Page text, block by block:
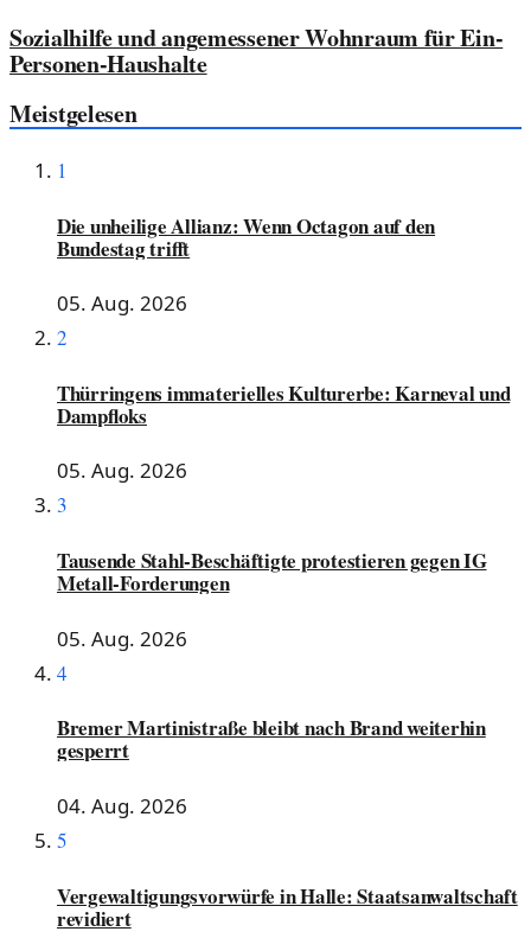
Sozialhilfe und angemessener Wohnraum für Ein-
Personen-Haushalte
Meistgelesen
1
Die unheilige Allianz: Wenn Octagon auf den
Bundestag trifft
05. Aug. 2026
2
Thürringens immaterielles Kulturerbe: Karneval und
Dampfloks
05. Aug. 2026
3
Tausende Stahl-Beschäftigte protestieren gegen IG
Metall-Forderungen
05. Aug. 2026
4
Bremer Martinistraße bleibt nach Brand weiterhin
gesperrt
04. Aug. 2026
5
Vergewaltigungsvorwürfe in Halle: Staatsanwaltschaft
revidiert